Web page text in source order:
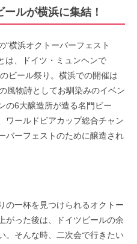
ルが横浜に集結！
“横浜オクトーバーフェスト
は、ドイツ・ミュンヘンで
ビール祭り。横浜での開催は
風物詩としてお馴染みのイベン
の6大醸造所が造る名門ビー
ワールドビアカップ総合チャン
バーフェストのために醸造され
の一杯を見つけられるオクトー
がった後は、ドイツビールの余
。そんな時、二次会で行きたい